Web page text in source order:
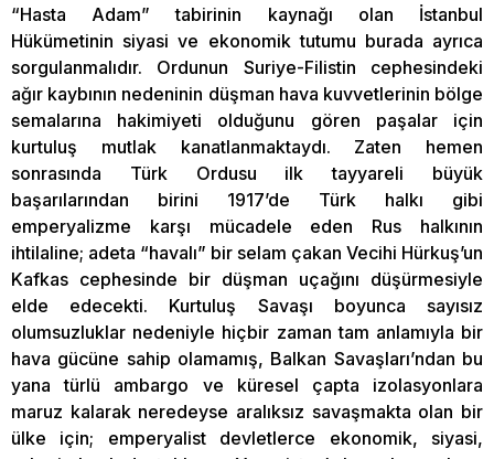
“Hasta Adam” tabirinin kaynağı olan İstanbul
Hükümetinin siyasi ve ekonomik tutumu burada ayrıca
sorgulanmalıdır. Ordunun Suriye-Filistin cephesindeki
ağır kaybının nedeninin düşman hava kuvvetlerinin bölge
semalarına hakimiyeti olduğunu gören paşalar için
kurtuluş mutlak kanatlanmaktaydı. Zaten hemen
sonrasında Türk Ordusu ilk tayyareli büyük
başarılarından birini 1917’de Türk halkı gibi
emperyalizme karşı mücadele eden Rus halkının
ihtilaline; adeta “havalı” bir selam çakan Vecihi Hürkuş’un
Kafkas cephesinde bir düşman uçağını düşürmesiyle
elde edecekti. Kurtuluş Savaşı boyunca sayısız
olumsuzluklar nedeniyle hiçbir zaman tam anlamıyla bir
hava gücüne sahip olamamış, Balkan Savaşları’ndan bu
yana türlü ambargo ve küresel çapta izolasyonlara
maruz kalarak neredeyse aralıksız savaşmakta olan bir
ülke için; emperyalist devletlerce ekonomik, siyasi,